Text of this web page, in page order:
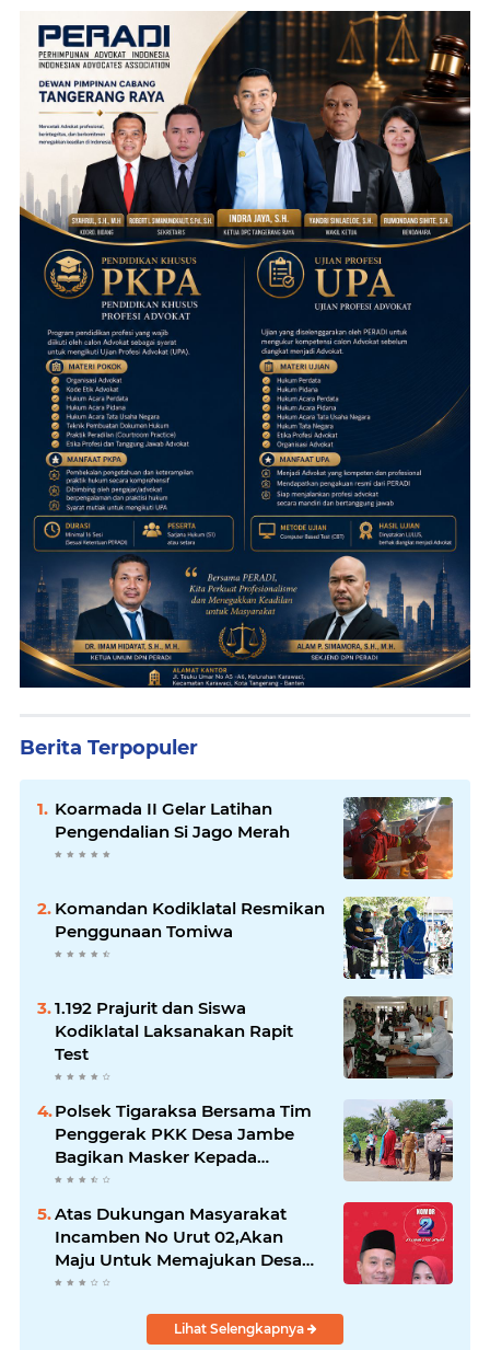
Berita Terpopuler
Koarmada II Gelar Latihan
Pengendalian Si Jago Merah
Komandan Kodiklatal Resmikan
Penggunaan Tomiwa
1.192 Prajurit dan Siswa
Kodiklatal Laksanakan Rapit
Test
Polsek Tigaraksa Bersama Tim
Penggerak PKK Desa Jambe
Bagikan Masker Kepada
Pengguna Jalan
Atas Dukungan Masyarakat
Incamben No Urut 02,Akan
Maju Untuk Memajukan Desa
Tegal Kunir Kidul
Lihat Selengkapnya